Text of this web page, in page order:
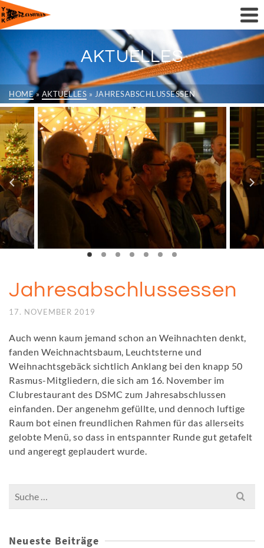
AKTUELLES
HOME » AKTUELLES » JAHRESABSCHLUSSESSEN
Jahresabschlussessen
17. NOVEMBER 2019
Auch wenn kaum jemand schon an Weihnachten denkt,
fanden Weichnachtsbaum, Leuchtsterne und
Weihnachtsgebäck sichtlich Anklang bei den knapp 50
Rasmus-Mitgliedern, die sich am 16. November im
Clubrestaurant des DSMC zum Jahresabschlussen
einfanden. Der angenehm gefüllte, und dennoch luftige
Raum bot einen freundlichen Rahmen für das allerseits
gelobte Menü, so dass in entspannter Runde gut getafelt
und angeregt geplaudert wurde.
Search
Neueste Beiträge